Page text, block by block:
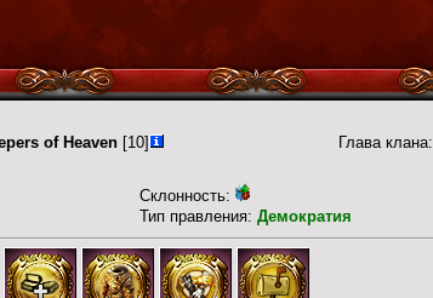
of Heaven [10] Глава клана:
Склонность:
Тип правления: Демократия